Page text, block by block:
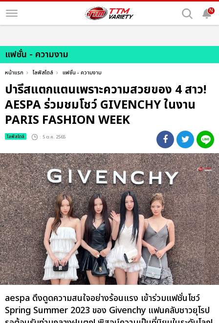
N
แฟชั่น - ความงาม
หน้าแรก ไลฟ์สไตล์ แฟชั่น - ความงาม
ปารีสแตกแตนเพราะความสวยของ 4 สาว!
AESPA ร่วมชมโชว์ GIVENCHY ในงาน
PARIS FASHION WEEK
ไลฟ์สไตล์ : 5 ต.ค. 2565
aespa ดึงดูดความสนใจอย่างร้อนแรง เข้าร่วมแฟชั่นโชว์
Spring Summer 2023 ของ Givenchy แฟนคลับชาวยุโรป